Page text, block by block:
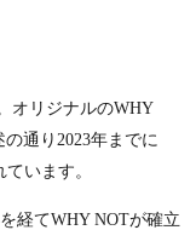
オリジナルのWHY
通り 2023年までに
います。
経てWHY NOTが確立